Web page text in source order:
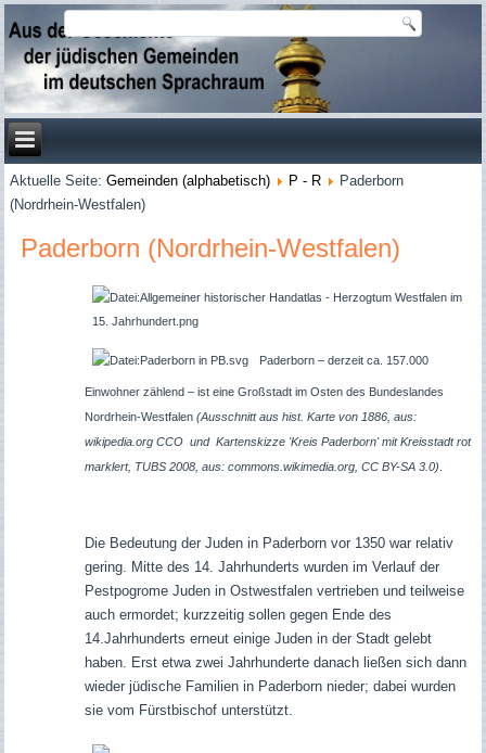
Aktuelle Seite:Gemeinden (alphabetisch) P - R
Paderborn
(Nordrhein-Westfalen)
Paderborn (Nordrhein-Westfalen)
Paderborn – derzeit ca. 157.000
Einwohner zählend – ist eine Großstadt im Osten des Bundeslandes
Nordrhein-Westfalen (Ausschnitt aus hist. Karte von 1886, aus:
wikipedia.org CCO und Kartenskizze 'Kreis Paderborn' mit Kreisstadt rot
marklert, TUBS 2008, aus: commons.wikimedia.org, CC BY-SA 3.0)
Die Bedeutung der Juden in Paderborn vor 1350 war relativ
gering. Mitte des 14. Jahrhunderts wurden im Verlauf der
Pestpogrome Juden in Ostwestfalen vertrieben und teilweise
auch ermordet; kurzzeitig sollen gegen Ende des
14.Jahrhunderts erneut einige Juden in der Stadt gelebt
haben. Erst etwa zwei Jahrhunderte danach ließen sich dann
wieder jüdische Familien in Paderborn nieder; dabei wurden
sie vom Fürstbischof unterstützt.